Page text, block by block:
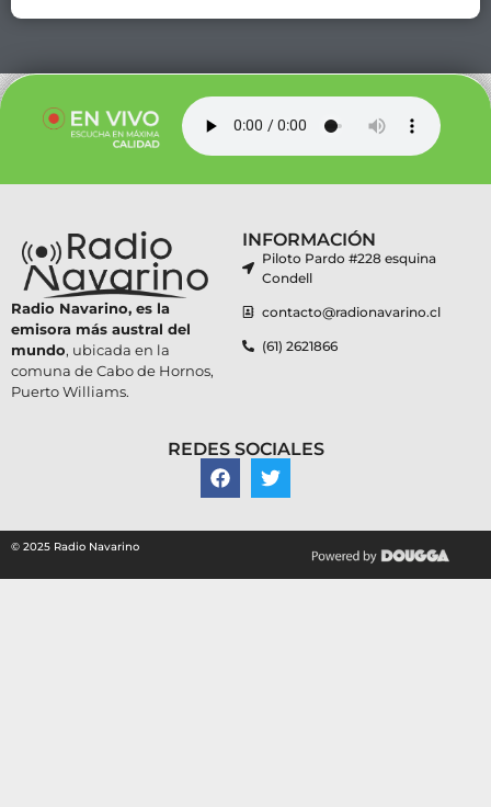
Radio Navarino, es la
emisora más austral del
mundo, ubicada en la
comuna de Cabo de Hornos,
Puerto Williams.
INFORMACIÓN
Piloto Pardo #228 esquina
Condell
contacto@radionavarino.cl
(61) 2621866
REDES SOCIALES
© 2025 Radio Navarino